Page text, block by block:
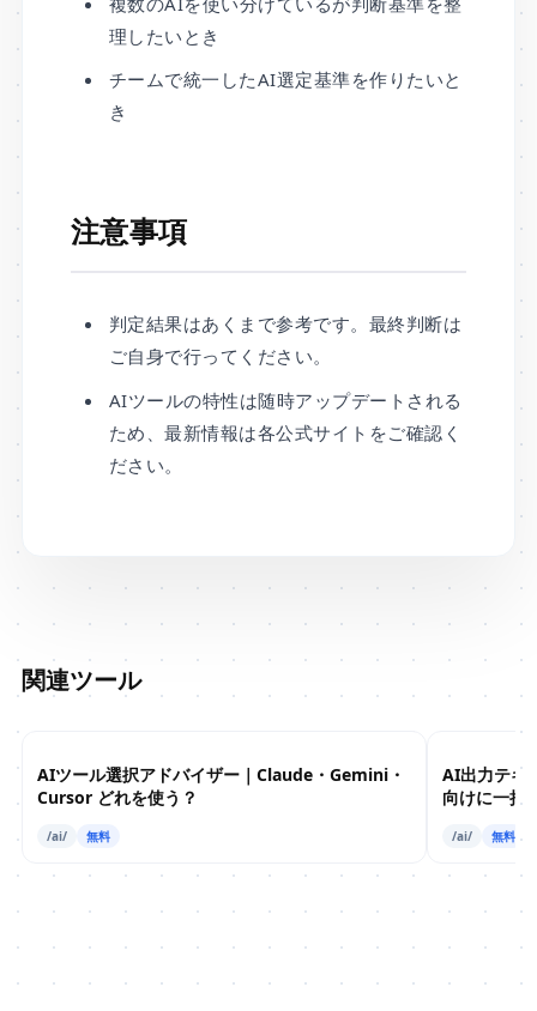
理したいとき
チームで統一したAI選定基準を作りたいと
き
注意事項
判定結果はあくまで参考です。最終判断は
ご自身で行ってください。
AIツールの特性は随時アップデートされる
ため、最新情報は各公式サイトをご確認く
ださい。
関連ツール
AIツール選択アドバイザー｜Claude・Gemini・
Cursor どれを使う？
/ai/ 無料
AI出力テキ
向けに一括
/ai/ 無料